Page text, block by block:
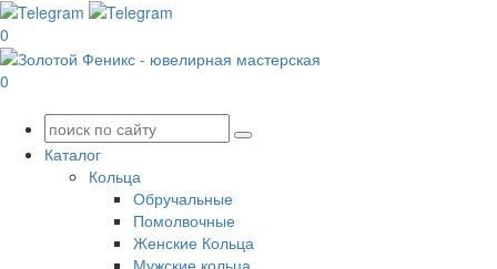
0
0
Каталог
Кольца
Обручальные
Помолвочные
Женские Кольца
Мужские кольца